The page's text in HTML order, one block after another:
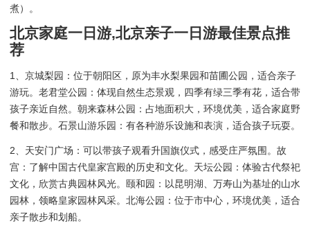
煮）。
北京家庭一日游,北京亲子一日游最佳景点推
荐
1、京城梨园：位于朝阳区，原为丰水梨果园和苗圃公园，适合亲子
游玩。老君堂公园：体现自然生态景观，四季有绿三季有花，适合带
孩子亲近自然。朝来森林公园：占地面积大，环境优美，适合家庭野
餐和散步。石景山游乐园：有各种游乐设施和表演，适合孩子玩耍。
2、天安门广场：可以带孩子观看升国旗仪式，感受庄严氛围。故
宫：了解中国古代皇家宫殿的历史和文化。天坛公园：体验古代祭祀
文化，欣赏古典园林风光。颐和园：以昆明湖、万寿山为基址的山水
园林，领略皇家园林风采。北海公园：位于市中心，环境优美，适合
亲子散步和划船。